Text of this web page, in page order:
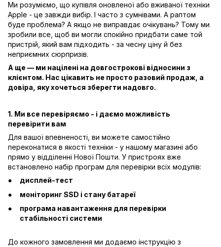
Ми розуміємо, що купівля оновленої або вживаної техніки
Apple - це завжди вибір. І часто з сумнівами. А раптом
буде проблема? А якщо не виправдає очікувань? Тому ми
зробили все, щоб ви могли спокійно придбати саме той
пристрій, який вам підходить - за чесну ціну й без
неприємних сюрпризів.
А ще — ми націлені на довгострокові відносини з
клієнтом. Нас цікавить не просто разовий продаж, а
довіра, яку хочеться зберегти надовго.
1. Ми все перевіряємо - і даємо можливість
перевірити вам
Для вашої впевненості, ви можете самостійно
переконатися в якості техніки - у нашому магазині або
прямо у відділенні Нової Пошти. У пристроях вже
встановлено набір програм для перевірки всіх модулів:
дисплей-тест
моніторинг SSD і стану батареї
програма навантаження для перевірки
стабільності системи
До кожного замовлення ми додаємо інструкцію з